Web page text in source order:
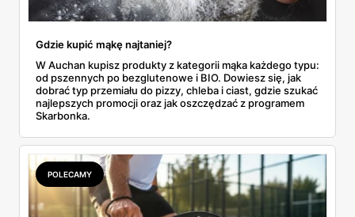
Gdzie kupić mąkę najtaniej?
W Auchan kupisz produkty z kategorii mąka każdego typu:
od pszennych po bezglutenowe i BIO. Dowiesz się, jak
dobrać typ przemiału do pizzy, chleba i ciast, gdzie szukać
najlepszych promocji oraz jak oszczędzać z programem
Skarbonka.
POLECAMY